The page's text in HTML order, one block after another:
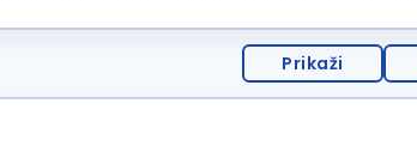
Prikaži